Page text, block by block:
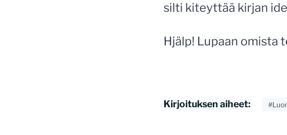
silti kiteyttää kirjan
Hjälp! Lupaan omista
Kirjoituksen aiheet: